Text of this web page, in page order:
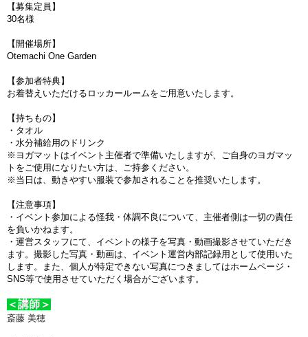
【募集定員】
30名様
【開催場所】
Otemachi One Garden
【参加者特典】
お着替えいただけるロッカールームをご用意いたします。
【持ちもの】
・タオル
・水分補給用のドリンク
※ヨガマットはイベント主催者で準備いたしますが、ご自身のヨガマッ
トをご使用になりたい方は、ご持参ください。
※当日は、動きやすい服装で参加されることを推奨いたします。
【注意事項】
・イベント参加による怪我・体調不良について、主催者側は一切の責任
を負いかねます。
・運営スタッフにて、イベントの様子を写真・動画撮影させていただき
ます。撮影した写真・動画は、イベント運営内部記録用として使用いた
します。また、個人が特定できない写真につきましてはホームページ・
SNS等で使用させていただく場合がございます。
＜講師＞
斎藤 美穂